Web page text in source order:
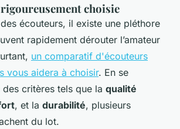
choisie
écouteurs, il existe une pléthore
rapidement dérouter l’amateur
un comparatif d'écouteurs
vous aidera à choisir. En se
critères tels que la qualité
, et la durabilité, plusieurs
du lot.